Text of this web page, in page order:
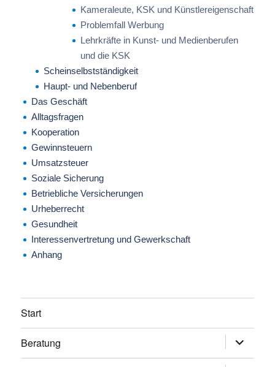
Kameraleute, KSK und Künstlereigenschaft
Problemfall Werbung
Lehrkräfte in Kunst- und Medienberufen
und die KSK
Scheinselbstständigkeit
Haupt- und Nebenberuf
Das Geschäft
Alltagsfragen
Kooperation
Gewinnsteuern
Umsatzsteuer
Soziale Sicherung
Betriebliche Versicherungen
Urheberrecht
Gesundheit
Interessenvertretung und Gewerkschaft
Anhang
Start
Beratung
anzeigen